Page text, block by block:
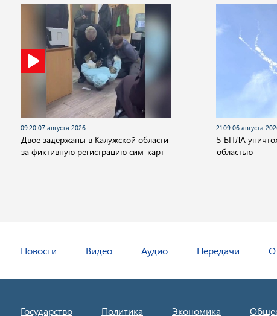
09:20 07 августа 2026
Двое задержаны в Калужской области
за фиктивную регистрацию сим-карт
21:09 06 августа
5 БПЛА
областью
Новости Видео Аудио Передачи О
Государство Политика Экономика